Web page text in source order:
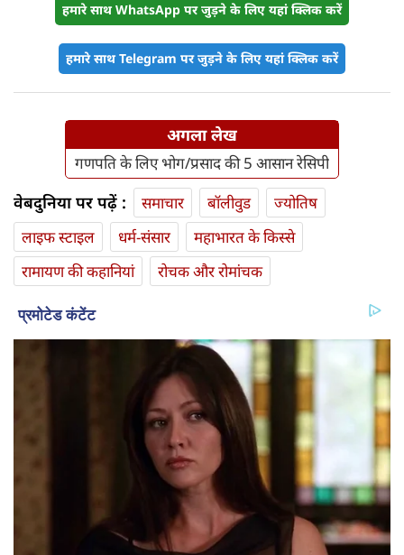
हमारे साथ WhatsApp पर जुड़ने के लिए यहां क्लिक करें
हमारे साथ Telegram पर जुड़ने के लिए यहां क्लिक करें
अगला लेख
गणपति के लिए भोग/प्रसाद की 5 आसान रेसिपी
वेबदुनिया पर पढ़ें : समाचार बॉलीवुड
ज्योतिष
लाइफ स्‍टाइल
धर्म-संसार
महाभारत के किस्से
रामायण की कहानियां
रोचक और रोमांचक